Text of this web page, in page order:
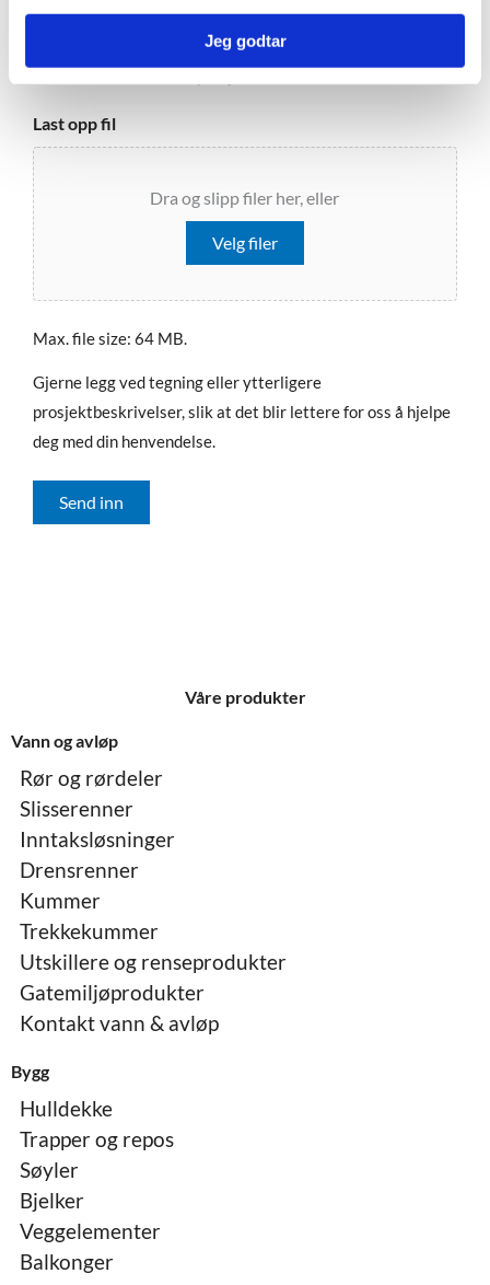
Jeg godtar
Last opp fil
Dra og slipp filer her, eller
Velg filer
Max. file size: 64 MB.
Gjerne legg ved tegning eller ytterligere
prosjektbeskrivelser, slik at det blir lettere for oss å hjelpe
deg med din henvendelse.
Send inn
Våre produkter
Vann og avløp
Rør og rørdeler
Slisserenner
Inntaksløsninger
Drensrenner
Kummer
Trekkekummer
Utskillere og renseprodukter
Gatemiljøprodukter
Kontakt vann & avløp
Bygg
Hulldekke
Trapper og repos
Søyler
Bjelker
Veggelementer
Balkonger